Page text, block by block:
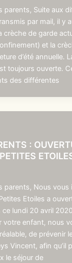
parents, Suite aux
par mail, il y
crèche de garde
et la
d’été annuelle.
toujours ouverte.
des différentes
:
parents, Nous vous
Etoiles a
lundi 20 avril
votre enfant, nous
de prévenir
Vincent, afin qu’il
le séjour de